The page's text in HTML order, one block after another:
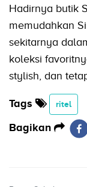
Hadirnya butik
memudahkan
sekitarnya
koleksi
stylish, dan
Tags ritel
Bagikan